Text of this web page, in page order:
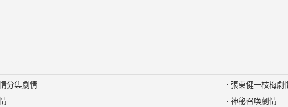
分集劇情
· 張東健一枝梅劇
· 神秘召喚劇情